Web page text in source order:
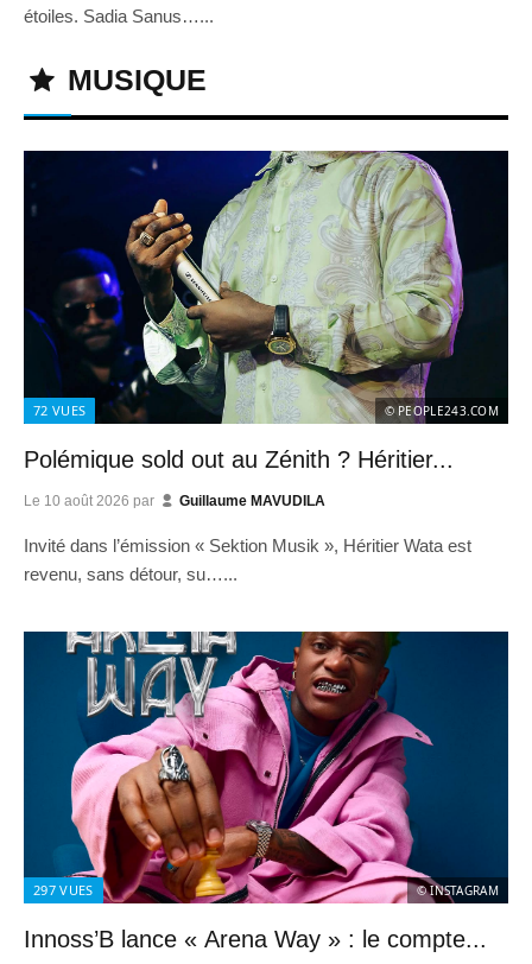
étoiles. Sadia Sanus…...
MUSIQUE
72 VUES © PEOPLE243.COM
Polémique sold out au Zénith ? Héritier...
Le 10 août 2026 par Guillaume MAVUDILA
Invité dans l’émission « Sektion Musik », Héritier Wata est
revenu, sans détour, su…...
297 VUES © INSTAGRAM
Innoss’B lance « Arena Way » : le compte...